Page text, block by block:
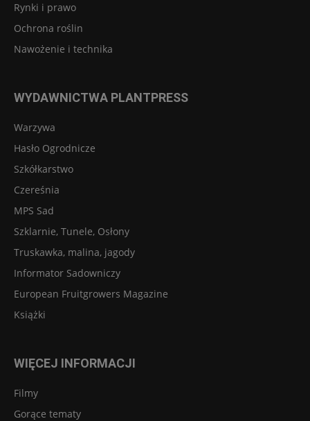
Rynki i prawo
Ochrona roślin
Nawożenie i technika
WYDAWNICTWA PLANTPRESS
Warzywa
Hasło Ogrodnicze
Szkółkarstwo
Czereśnia
MPS Sad
Szklarnie, Tunele, Osłony
Truskawka, malina, jagody
Informator Sadowniczy
European Fruitgrowers Magazine
Książki
WIĘCEJ INFORMACJI
Filmy
Gorące tematy